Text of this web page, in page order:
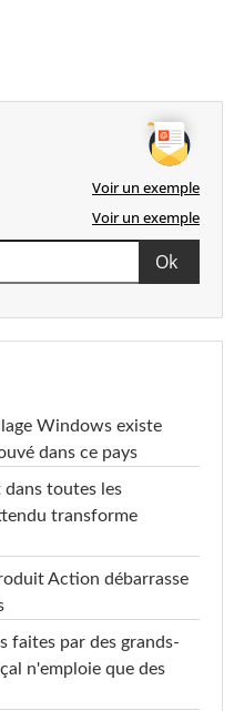
Voir un exemple
Voir un exemple
Windows existe
dans ce pays
toutes les
transforme
Action débarrasse
faites par des grands-
n'emploie que des